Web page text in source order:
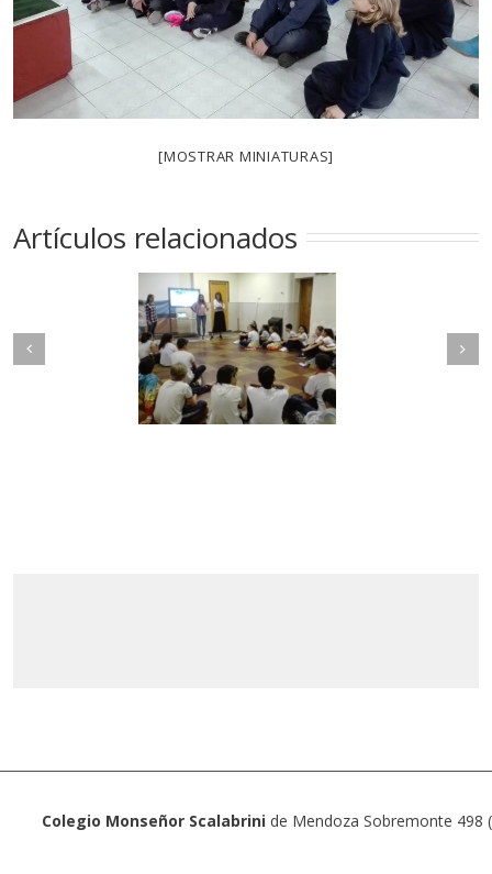
[MOSTRAR MINIATURAS]
Artículos relacionados
Colegio Monseñor Scalabrini de Mendoza Sobremonte 498